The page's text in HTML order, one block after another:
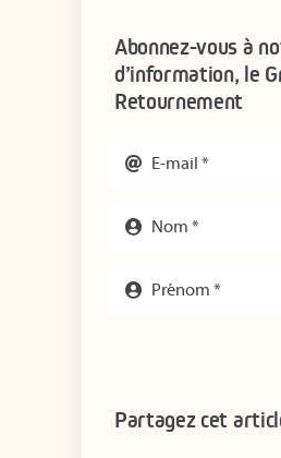
Abonnez-vous à
d’information, le
Retournement
Partagez cet